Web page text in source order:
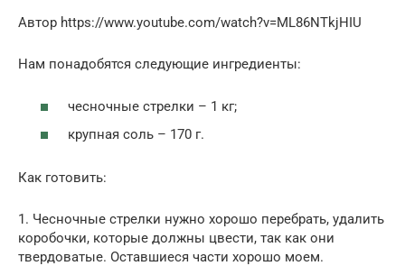
Автор https://www.youtube.com/watch?v=ML86NTkjHIU
Нам понадобятся следующие ингредиенты:
чесночные стрелки – 1 кг;
крупная соль – 170 г.
Как готовить:
1. Чесночные стрелки нужно хорошо перебрать, удалить
коробочки, которые должны цвести, так как они
твердоватые. Оставшиеся части хорошо моем.